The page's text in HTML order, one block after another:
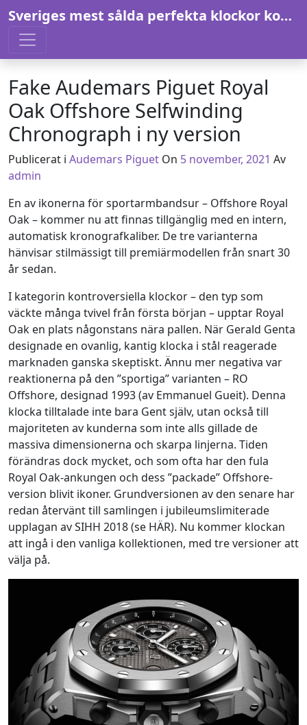
Hoppa till innehåll Sveriges mest sålda perfekta klockor kopior，fake rolex，herr klockor kopior
Fake Audemars Piguet Royal
Oak Offshore Selfwinding
Chronograph i ny version
Publicerat i Audemars Piguet On 4 november, 2021
5 november, 2021 Av
admin
En av ikonerna för sportarmbandsur – Offshore Royal
Oak – kommer nu att finnas tillgänglig med en intern,
automatisk kronografkaliber. De tre varianterna
hänvisar stilmässigt till premiärmodellen från snart 30
år sedan.
I kategorin kontroversiella klockor – den typ som
väckte många tvivel från första början – upptar Royal
Oak en plats någonstans nära pallen. När Gerald Genta
designade en ovanlig, kantig klocka i stål reagerade
marknaden ganska skeptiskt. Ännu mer negativa var
reaktionerna på den ”sportiga” varianten – RO
Offshore, designad 1993 (av Emmanuel Gueit). Denna
klocka tilltalade inte bara Gent själv, utan också till
majoriteten av kunderna som inte alls gillade de
massiva dimensionerna och skarpa linjerna. Tiden
förändras dock mycket, och som ofta har den fula
Royal Oak-ankungen och dess ”packade” Offshore-
version blivit ikoner. Grundversionen av den senare har
redan återvänt till samlingen i jubileumslimiterade
upplagan av SIHH 2018 (se HÄR). Nu kommer klockan
att ingå i den vanliga kollektionen, med tre versioner att
välja på.